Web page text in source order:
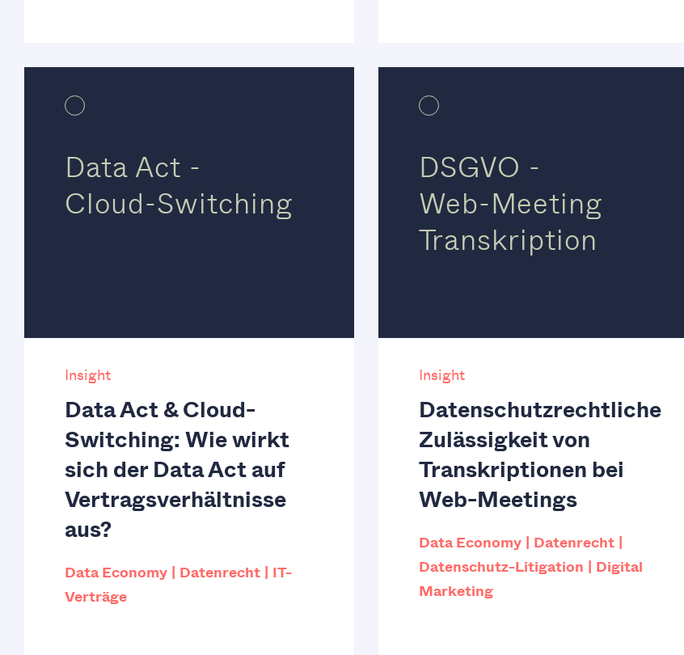
Data Act -
Cloud-Switching
Insight
Data Act & Cloud-
Switching: Wie wirkt
sich der Data Act auf
Vertragsverhältnisse
aus?
Data Economy Datenrecht
IT-
Verträge
DSGVO -
Web-Meeting
Transkription
Insight
Datenschutzrechtliche
Zulässigkeit von
Transkriptionen bei
Web-Meetings
Data Economy
Datenrecht
Datenschutz-Litigation
Digital
Marketing